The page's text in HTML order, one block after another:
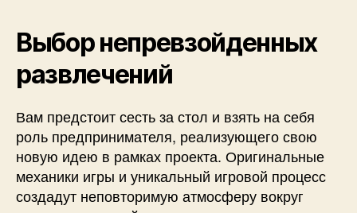
Выбор непревзойденных
развлечений
Вам предстоит сесть за стол и взять на себя
роль предпринимателя, реализующего свою
новую идею в рамках проекта. Оригинальные
механики игры и уникальный игровой процесс
создадут неповторимую атмосферу вокруг